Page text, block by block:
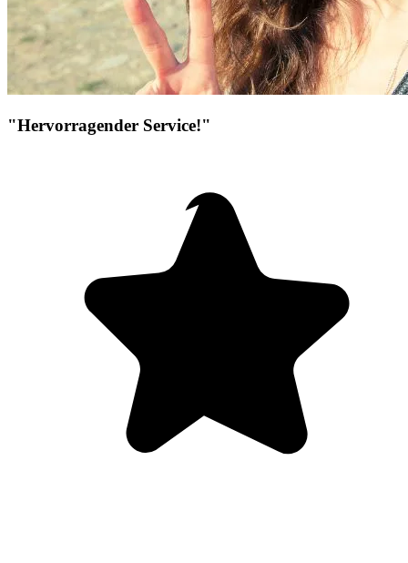
"Hervorragender Service!"